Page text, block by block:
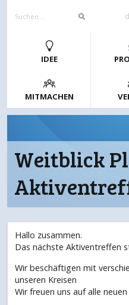
IDEE
MITMACHEN
Weitblick
Hallo zusammen.
Das nächste Aktiventreffen
Wir beschäftigen mit
unseren Kreisen
Wir freuen uns auf alle